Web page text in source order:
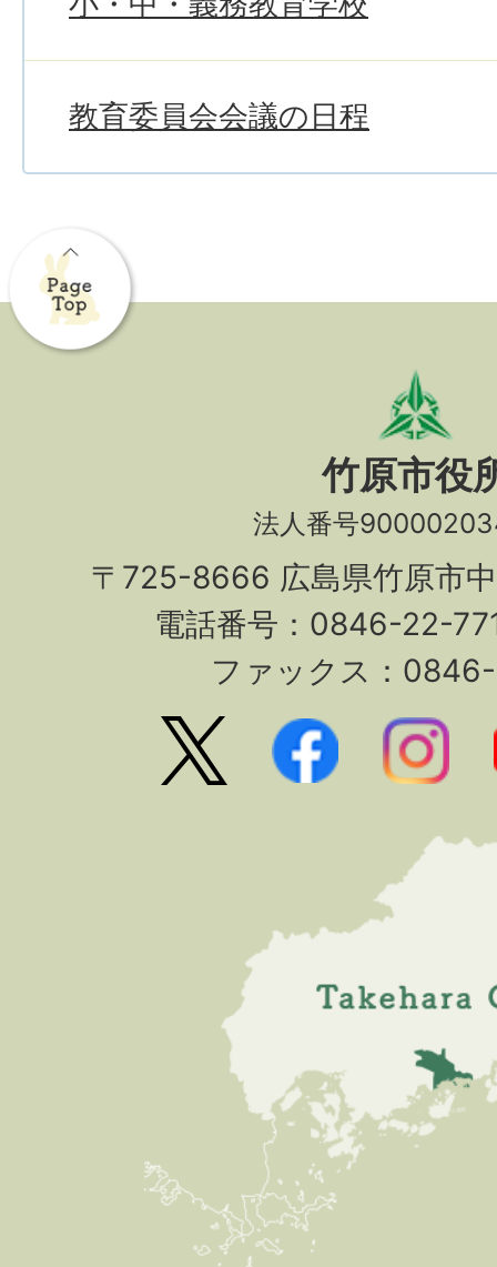
教育委員会会議の日程
竹原市役
法人番号
〒725-8666 広島県竹原市
電話番号：0846-22-
ファックス：